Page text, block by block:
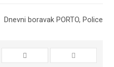
Dnevni boravak PORTO, Police